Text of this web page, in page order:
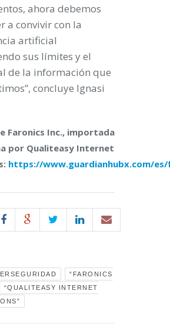
ahora debemos
a convivir con la
artificial
sus límites y el
de la información que
concluye Ignasi
Faronics Inc., importada
por Qualiteasy Internet
https://www.guardianhubx.com/
“FARONICS
“QUALITEASY INTERNET